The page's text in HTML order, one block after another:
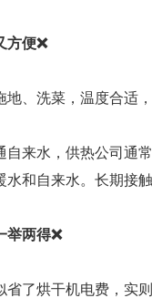
方便❌
、洗菜，温度合适，
自来水，供热公司通
和自来水。长期接
举两得❌
了烘干机电费，实则